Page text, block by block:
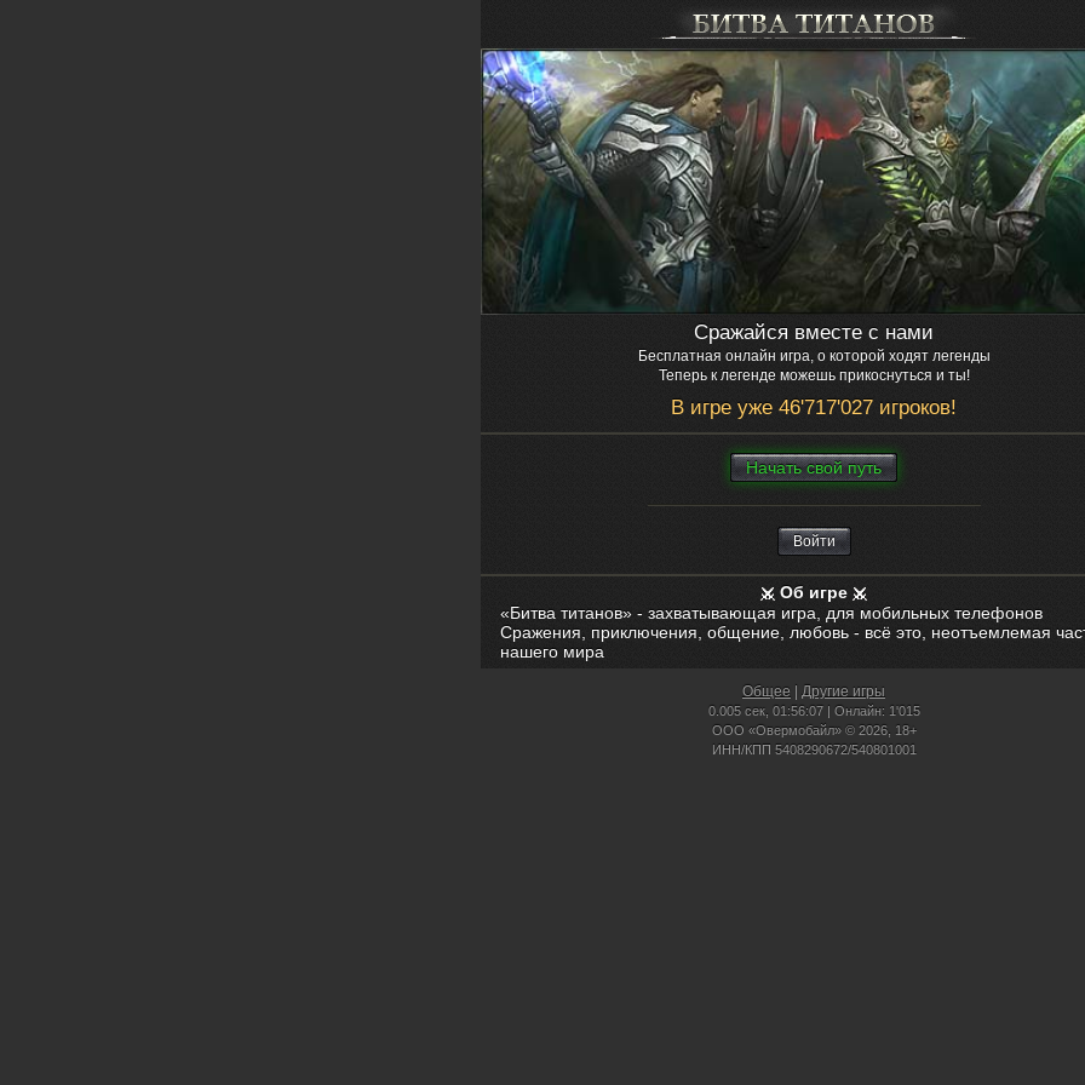
Сражайся вместе с нами
Бесплатная онлайн игра, о которой ходят легенды
Теперь к легенде можешь прикоснуться и ты!
В игре уже 46'717'027 игроков!
Нaчaть свой путь
Войти
Об игре
«Битва титанов» - захватывающая игра, для мобильных телефонов
Сражения, приключения, общение, любовь - всё это, неотъемлемая
нашего мира
Общее Другие игры
0.005 сек, 01:56:07 | Онлайн: 1'015
ООО «Овермобайл» © 2026, 18+
ИНН/КПП 5408290672/540801001